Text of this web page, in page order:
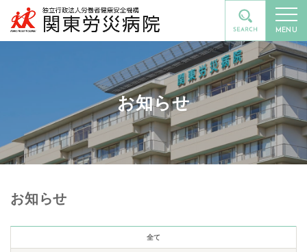
MENU
お知らせ
お知らせ
全て